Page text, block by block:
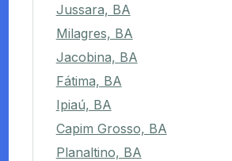
Jussara, BA
Milagres, BA
Jacobina, BA
Fátima, BA
Ipiaú, BA
Capim Grosso, BA
Planaltino, BA